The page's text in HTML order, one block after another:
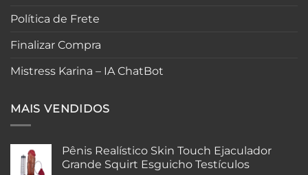
Política de Frete
Finalizar Compra
Mistress Karina – IA ChatBot
MAIS VENDIDOS
Pênis Realístico Skin Touch Ejaculador
Grande Squirt Esguicho Testículos